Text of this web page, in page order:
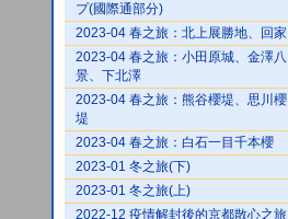
プ(國際通部分)
2023-04 春之旅：北上展勝地、回家
2023-04 春之旅：小田原城、金澤八
景、下北澤
2023-04 春之旅：熊谷櫻堤、思川櫻
堤
2023-04 春之旅：白石一目千本櫻
2023-01 冬之旅(下)
2023-01 冬之旅(上)
2022-12 疫情解封後的京都散心之旅